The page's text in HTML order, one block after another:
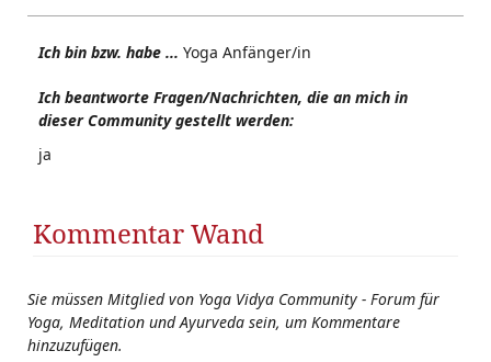
Ich bin bzw. habe ... Yoga Anfänger/in
Ich beantworte Fragen/Nachrichten, die an mich in
dieser Community gestellt werden:
ja
Kommentar Wand
Sie müssen Mitglied von Yoga Vidya Community - Forum für
Yoga, Meditation und Ayurveda sein, um Kommentare
hinzuzufügen.